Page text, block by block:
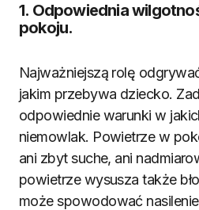
1. Odpowiednia
pokoju.
Najważniejszą rolę
jakim przebywa dziecko.
odpowiednie warunki w
niemowlak. Powietrze w
ani zbyt suche, ani
powietrze wysusza także
może spowodować